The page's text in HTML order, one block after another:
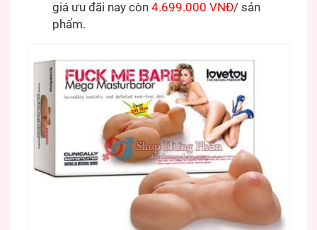
giá ưu đãi nay còn 4.699.000 VNĐ/ sản
phẩm.